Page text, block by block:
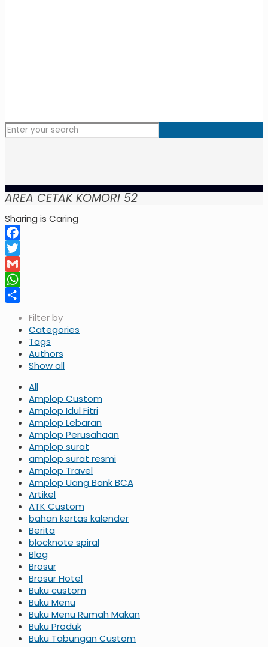
AREA CETAK KOMORI 52
Sharing is Caring
Facebook
Twitter
Gmail
WhatsApp
Filter by
Categories
Tags
Authors
Show all
All
Amplop Custom
Amplop Idul Fitri
Amplop Lebaran
Amplop Perusahaan
Amplop surat
amplop surat resmi
Amplop Travel
Amplop Uang Bank BCA
Artikel
ATK Custom
bahan kertas kalender
Berita
blocknote spiral
Blog
Brosur
Brosur Hotel
Buku custom
Buku Menu
Buku Menu Rumah Makan
Buku Produk
Buku Tabungan Custom